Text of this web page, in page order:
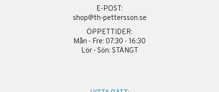
E-POST:
shop@th-pettersson.se
ÖPPETTIDER:
Mån - Fre: 07:30 - 16:30
Lör - Sön: STÄNGT